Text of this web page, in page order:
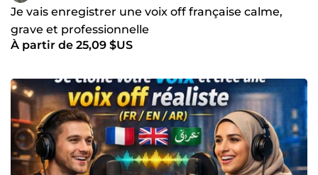
Je vais enregistrer une voix off française calme,
grave et professionnelle
À partir de 25,09 $US